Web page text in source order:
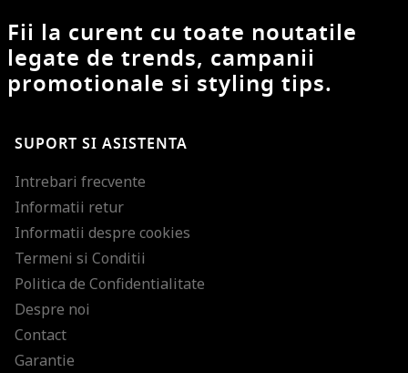
Fii la curent cu toate noutatile
legate de trends, campanii
promotionale si styling tips.
SUPORT SI ASISTENTA
Intrebari frecvente
Informatii retur
Informatii despre cookies
Termeni si Conditii
Politica de Confidentialitate
Despre noi
Contact
Garantie